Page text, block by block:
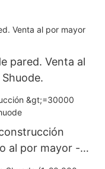
pared. Venta al
al por mayor -